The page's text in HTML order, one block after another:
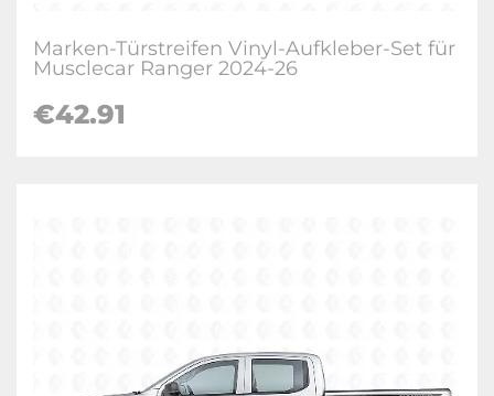
Marken-Türstreifen Vinyl-Aufkleber-Set für
Musclecar Ranger 2024-26
€42.91